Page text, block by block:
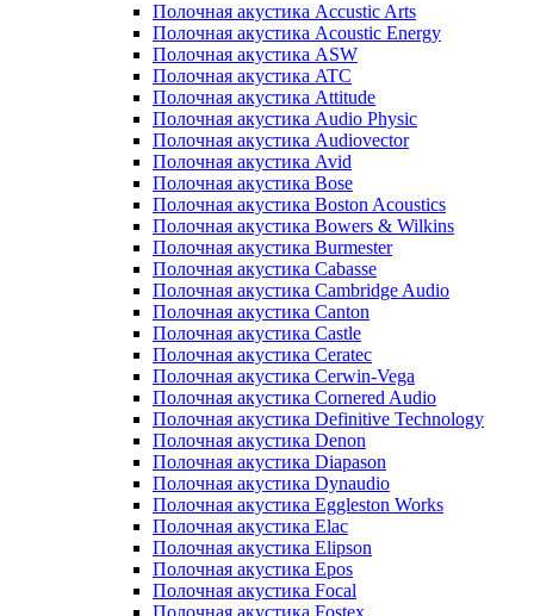
Полочная акустика Accustic Arts
Полочная акустика Acoustic Energy
Полочная акустика ASW
Полочная акустика ATC
Полочная акустика Attitude
Полочная акустика Audio Physic
Полочная акустика Audiovector
Полочная акустика Avid
Полочная акустика Bose
Полочная акустика Boston Acoustics
Полочная акустика Bowers & Wilkins
Полочная акустика Burmester
Полочная акустика Cabasse
Полочная акустика Cambridge Audio
Полочная акустика Canton
Полочная акустика Castle
Полочная акустика Ceratec
Полочная акустика Cerwin-Vega
Полочная акустика Cornered Audio
Полочная акустика Definitive Technology
Полочная акустика Denon
Полочная акустика Diapason
Полочная акустика Dynaudio
Полочная акустика Eggleston Works
Полочная акустика Elac
Полочная акустика Elipson
Полочная акустика Epos
Полочная акустика Focal